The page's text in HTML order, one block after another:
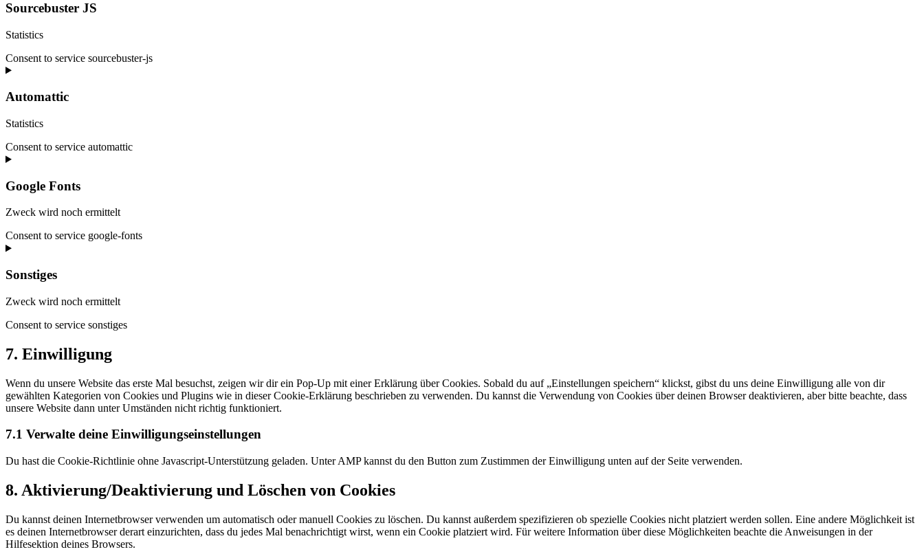
Sourcebuster JS
Statistics
Consent to service sourcebuster-js
Automattic
Statistics
Consent to service automattic
Google Fonts
Zweck wird noch ermittelt
Consent to service google-fonts
Sonstiges
Zweck wird noch ermittelt
Consent to service sonstiges
7. Einwilligung
Wenn du unsere Website das erste Mal besuchst, zeigen wir dir ein Pop-Up mit einer Erklärung über Cookies. Sobald du auf „Einstellungen speichern“ klickst, gibst du uns deine Einwilligung alle von dir
gewählten Kategorien von Cookies und Plugins wie in dieser Cookie-Erklärung beschrieben zu verwenden. Du kannst die Verwendung von Cookies über deinen Browser deaktivieren, aber bitte beachte, dass
unsere Website dann unter Umständen nicht richtig funktioniert.
7.1 Verwalte deine Einwilligungseinstellungen
Du hast die Cookie-Richtlinie ohne Javascript-Unterstützung geladen. Unter AMP kannst du den Button zum Zustimmen der Einwilligung unten auf der Seite verwenden.
8. Aktivierung/Deaktivierung und Löschen von Cookies
Du kannst deinen Internetbrowser verwenden um automatisch oder manuell Cookies zu löschen. Du kannst außerdem spezifizieren ob spezielle Cookies nicht platziert werden sollen. Eine andere Möglichkeit ist
es deinen Internetbrowser derart einzurichten, dass du jedes Mal benachrichtigt wirst, wenn ein Cookie platziert wird. Für weitere Information über diese Möglichkeiten beachte die Anweisungen in der
Hilfesektion deines Browsers.